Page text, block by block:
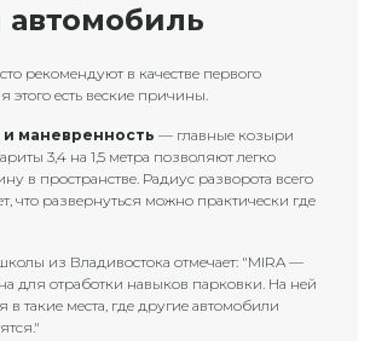
рекомендуют в качестве первого
этого есть веские причины.
маневренность — главные козыри
3,4 на 1,5 метра позволяют легко
в пространстве. Радиус разворота всего
что развернуться можно практически где
из Владивостока отмечает: "MIRA —
для отработки навыков парковки. На ней
в такие места, где другие автомобили